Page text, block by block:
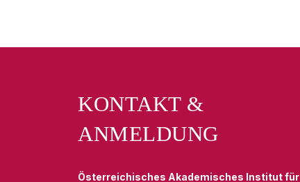
KONTAKT &
ANMELDUNG
Österreichisches Akademisches Institut für